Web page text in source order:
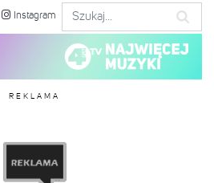
Instagram
REKLAMA